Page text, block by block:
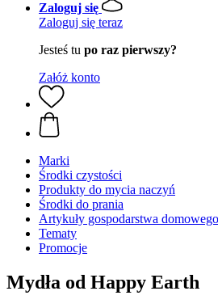
Zaloguj się
Zaloguj się teraz
Jesteś tu po raz pierwszy?
Załóż konto
Marki
Środki czystości
Produkty do mycia naczyń
Środki do prania
Artykuły gospodarstwa
Tematy
Promocje
Mydła od Happy Earth